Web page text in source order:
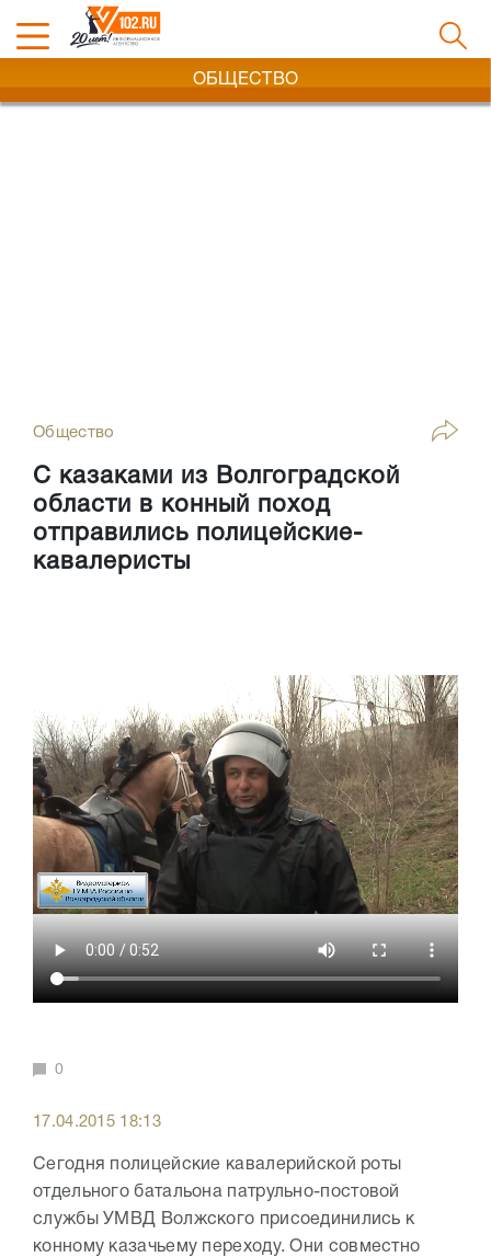
ОБЩЕСТВО
Общество
С казаками из Волгоградской
области в конный поход
отправились полицейские-
кавалеристы
0
17.04.2015 18:13
Сегодня полицейские кавалерийской роты
отдельного батальона патрульно-постовой
службы УМВД Волжского присоединились к
конному казачьему переходу. Они совместно